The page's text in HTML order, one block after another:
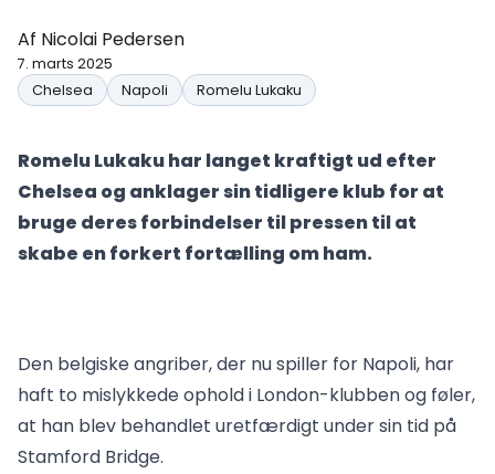
Af Nicolai Pedersen
7. marts 2025
Chelsea
Napoli Romelu Lukaku
Romelu Lukaku har langet kraftigt ud efter
Chelsea og anklager sin tidligere klub for at
bruge deres forbindelser til pressen til at
skabe en forkert fortælling om ham.
Den belgiske angriber, der nu spiller for Napoli, har
haft to mislykkede ophold i London-klubben og føler,
at han blev behandlet uretfærdigt under sin tid på
Stamford Bridge.